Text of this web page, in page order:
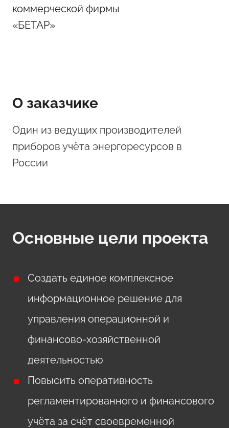
коммерческой фирмы
«БЕТАР»
О заказчике
Один из ведущих производителей
приборов учёта энергоресурсов в
России
Основные цели проекта
Создать единое комплексное
информационное решение для
управления операционной и
финансово-хозяйственной
деятельностью
Повысить оперативность
регламентированного и финансового
учёта за счёт своевременной